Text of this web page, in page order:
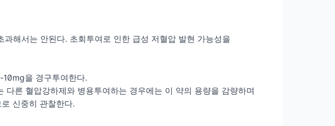
해서는 안된다. 초회투여로 인한 급성 저혈압 발현 가능성을
10mg을 경구투여한다.
른 혈압강하제와 병용투여하는 경우에는 이 약의 용량을 감량하며
신중히 관찰한다.